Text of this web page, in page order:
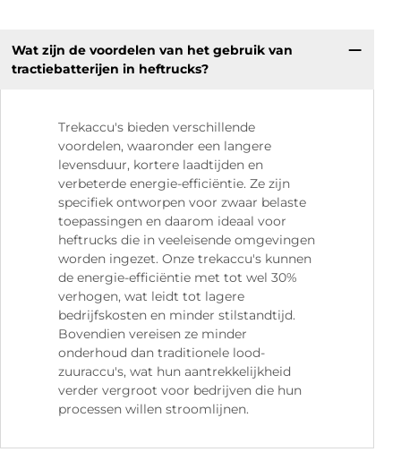
Wat zijn de voordelen van het gebruik van
tractiebatterijen in heftrucks?
Trekaccu's bieden verschillende
voordelen, waaronder een langere
levensduur, kortere laadtijden en
verbeterde energie-efficiëntie. Ze zijn
specifiek ontworpen voor zwaar belaste
toepassingen en daarom ideaal voor
heftrucks die in veeleisende omgevingen
worden ingezet. Onze trekaccu's kunnen
de energie-efficiëntie met tot wel 30%
verhogen, wat leidt tot lagere
bedrijfskosten en minder stilstandtijd.
Bovendien vereisen ze minder
onderhoud dan traditionele lood-
zuuraccu's, wat hun aantrekkelijkheid
verder vergroot voor bedrijven die hun
processen willen stroomlijnen.